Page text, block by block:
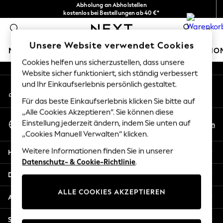
Abholung an Abholstellen
kostenlos bei Bestellungen ab 40 €*
Problemlose Rückgaben*
0
MÄDCHEN JUNGEN BABY DAMEN HERREN
GIRLS
New In
New in from Next
New In
Trending: Top & Short Sets
Trending: Clogs
Toy Story
THE SET
116 - 134cm
140 - 174cm
All Clothing
An error occurred on client
Unsere sozialen Netzwerke
Mein Konto
Melden Sie sich bei Ihrem Konto an
Sprache Auswählen
Deutsch
En
Hilfe
Datenschutz und Rechtliches
Abteilungen
Sonstige Dienstleistungen
Unsere Website verwendet Cookies
Cookies helfen uns sicherzustellen, dass unsere
Website sicher funktioniert, sich ständig verbessert
und Ihr Einkaufserlebnis persönlich gestaltet.
Für das beste Einkaufserlebnis klicken Sie bitte auf
„Alle Cookies Akzeptieren“. Sie können diese
Einstellung jederzeit ändern, indem Sie unten auf
„Cookies Manuell Verwalten“ klicken.
Weitere Informationen finden Sie in unserer
Datenschutz- & Cookie-Richtlinie.
ALLE COOKIES AKZEPTIEREN